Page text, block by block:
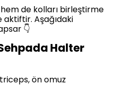
de kolları birleştirme
Aşağıdaki
👇
Halter
ön omuz